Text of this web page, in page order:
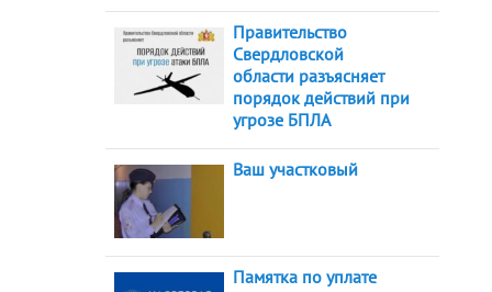
Правительство
Свердловской
области разъясняет
порядок действий при
угрозе БПЛА
Ваш участковый
Памятка по уплате